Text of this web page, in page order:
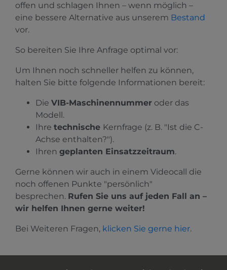
offen und schlagen Ihnen – wenn möglich –
eine bessere Alternative aus unserem Bestand
vor.
So bereiten Sie Ihre Anfrage optimal vor:
Um Ihnen noch schneller helfen zu können,
halten Sie bitte folgende Informationen bereit:
Die VIB-Maschinennummer oder das
Modell.
Ihre technische Kernfrage (z. B. "Ist die C-
Achse enthalten?").
Ihren geplanten Einsatzzeitraum.
Gerne können wir auch in einem Videocall die
noch offenen Punkte "persönlich"
besprechen. Rufen Sie uns auf jeden Fall an –
wir helfen Ihnen gerne weiter!
Bei Weiteren Fragen, klicken Sie gerne hier.